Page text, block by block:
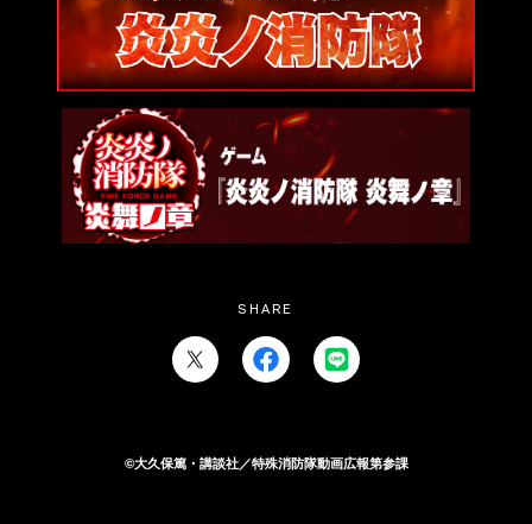
SHARE
©大久保篤・講談社／特殊消防隊動画広報第参課